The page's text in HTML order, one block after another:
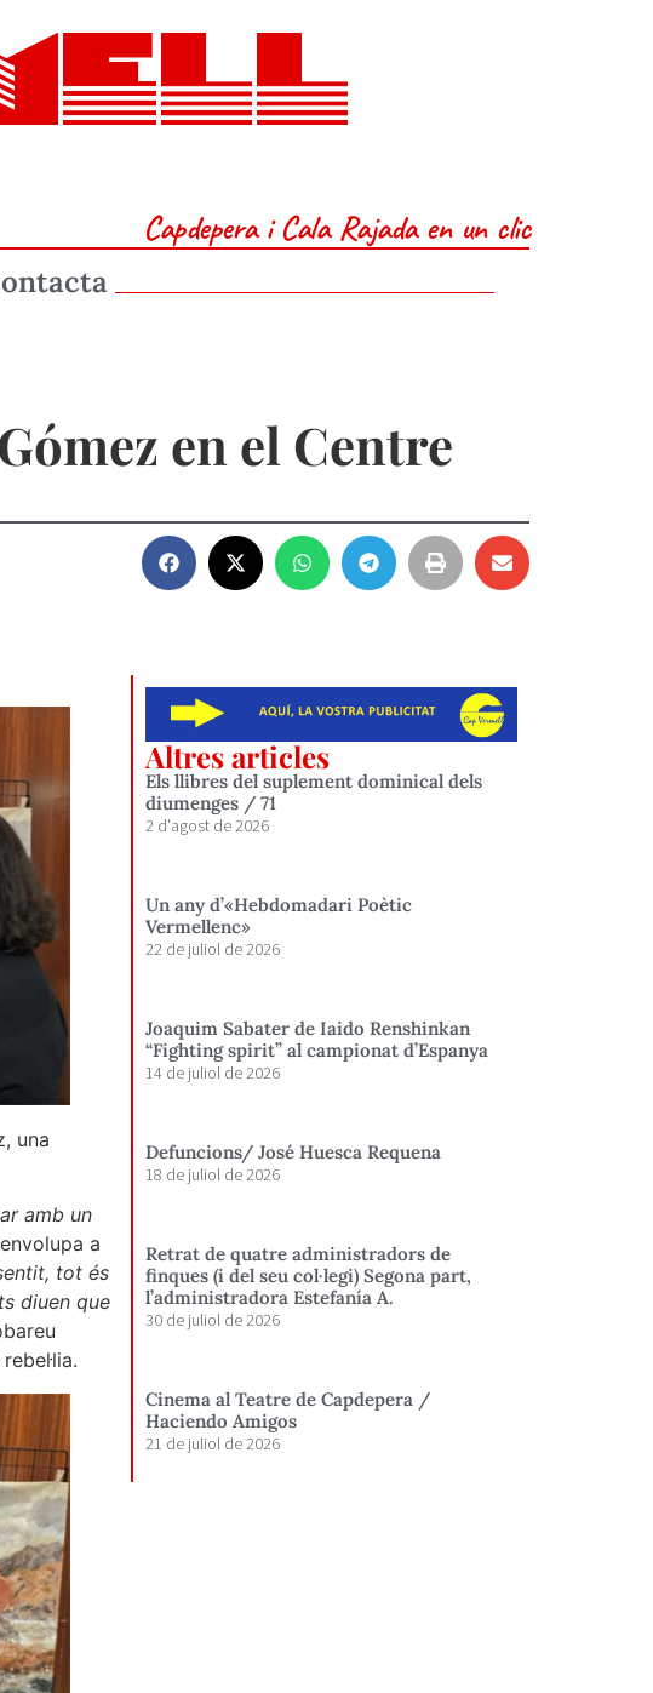
Capdepera i Cala Rajada en un clic
en el Centre
una
amb un
a
tot és
diuen que
Altres articles
Els llibres del suplement dominical dels
diumenges / 71
2 d'agost de 2026
Un any d’«Hebdomadari Poètic
Vermellenc»
22 de juliol de 2026
Joaquim Sabater de Iaido Renshinkan
“Fighting spirit” al campionat d’Espanya
14 de juliol de 2026
Defuncions/ José Huesca Requena
18 de juliol de 2026
Retrat de quatre administradors de
finques (i del seu col·legi) Segona part,
l’administradora Estefanía A.
30 de juliol de 2026
Cinema al Teatre de Capdepera /
Haciendo Amigos
21 de juliol de 2026